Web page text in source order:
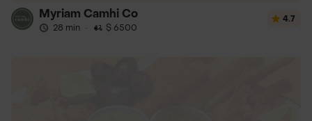
Myriam Camhi Co
28 min · $ 6500
4.7